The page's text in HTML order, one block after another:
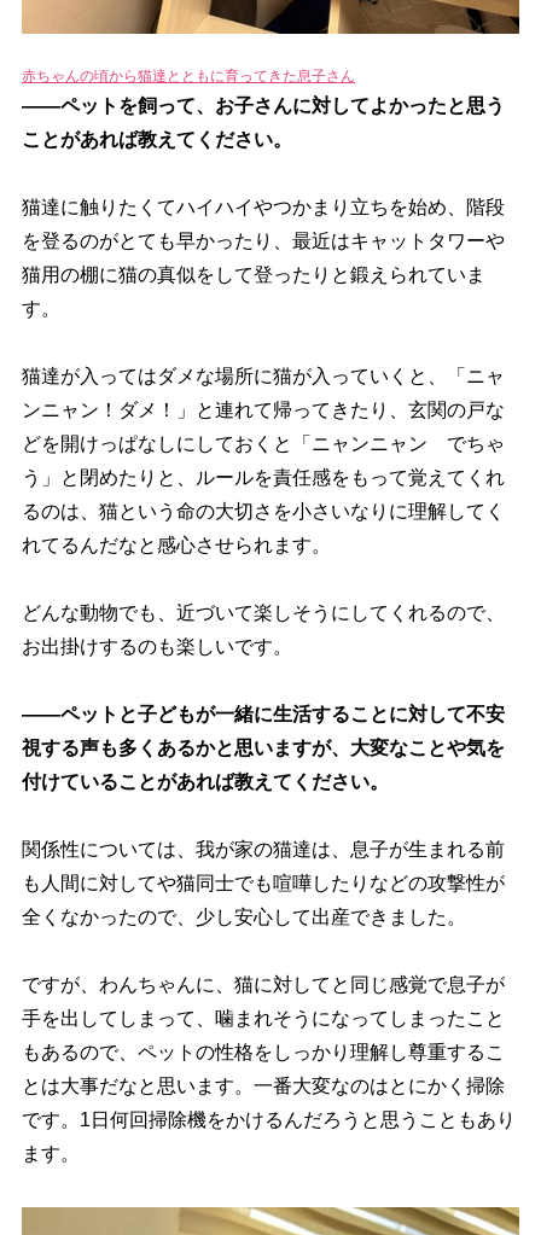
赤ちゃんの頃から猫達とともに育ってきた息子さん
――ペットを飼って、お子さんに対してよかったと思う
ことがあれば教えてください。
猫達に触りたくてハイハイやつかまり立ちを始め、階段
を登るのがとても早かったり、最近はキャットタワー
猫用の棚に猫の真似をして登ったりと鍛えられていま
す。
猫達が入ってはダメな場所に猫が入っていくと、「ニャ
ンニャン！ダメ！」と連れて帰ってきたり、玄関の戸な
どを開けっぱなしにしておくと「ニャンニャン でちゃ
う」と閉めたりと、ルールを責任感をもって覚えてくれ
るのは、猫という命の大切さを小さいなりに理解してく
れてるんだなと感心させられます。
どんな動物でも、近づいて楽しそうにしてくれるので、
お出掛けするのも楽しいです。
――ペットと子どもが一緒に生活することに対して不安
視する声も多くあるかと思いますが、大変なことや気を
付けていることがあれば教えてください。
関係性については、我が家の猫達は、息子が生まれる前
も人間に対してや猫同士でも喧嘩したりなどの攻撃性が
全くなかったので、少し安心して出産できました。
ですが、わんちゃんに、猫に対してと同じ感覚で息子が
手を出してしまって、噛まれそうになってしまったこと
もあるので、ペットの性格をしっかり理解し尊重するこ
とは大事だなと思います。一番大変なのはとにかく掃除
です。1日何回掃除機をかけるんだろうと思うこともあり
ます。